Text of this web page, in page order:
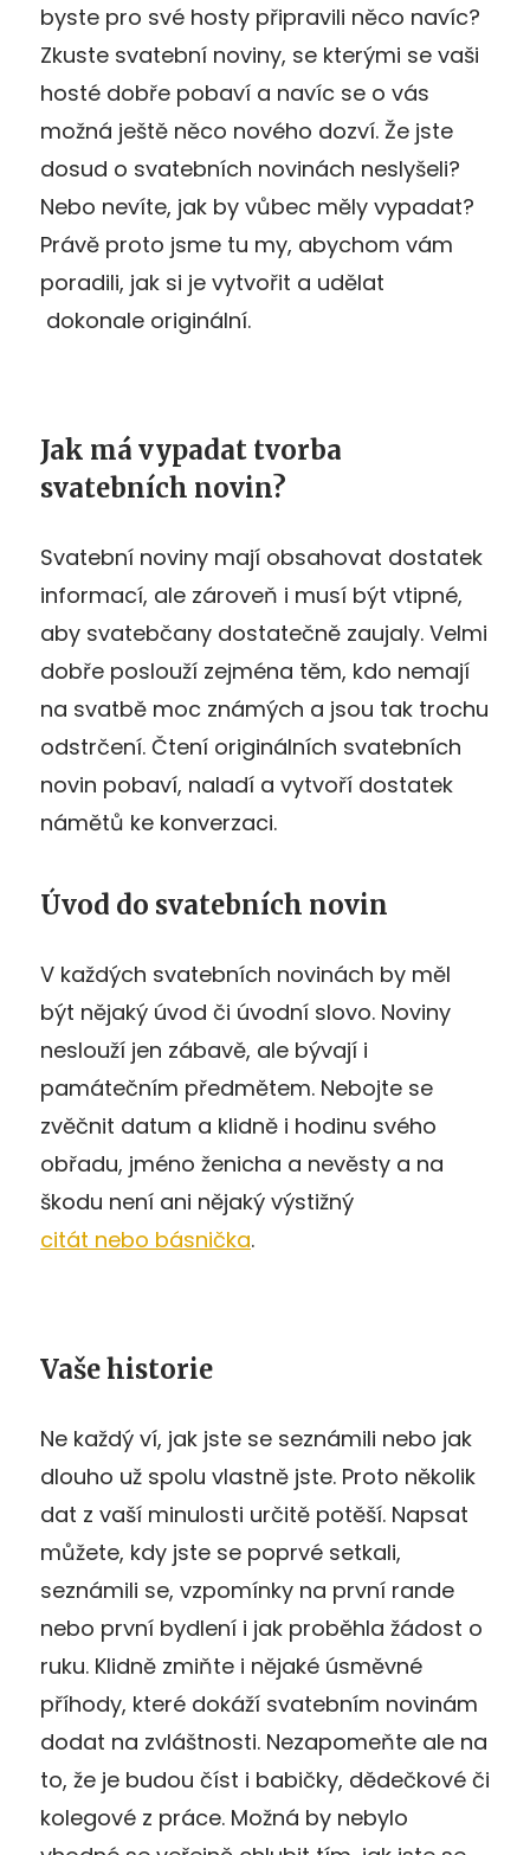
byste pro své hosty připravili něco navíc?
Zkuste svatební noviny, se kterými se vaši
hosté dobře pobaví a navíc se o vás
možná ještě něco nového dozví. Že jste
dosud o svatebních novinách neslyšeli?
Nebo nevíte, jak by vůbec měly vypadat?
Právě proto jsme tu my, abychom vám
poradili, jak si je vytvořit a udělat
dokonale originální.
Jak má vypadat tvorba
svatebních novin?
Svatební noviny mají obsahovat dostatek
informací, ale zároveň i musí být vtipné,
aby svatebčany dostatečně zaujaly. Velmi
dobře poslouží zejména těm, kdo nemají
na svatbě moc známých a jsou tak trochu
odstrčení. Čtení originálních svatebních
novin pobaví, naladí a vytvoří dostatek
námětů ke konverzaci.
Úvod do svatebních novin
V každých svatebních novinách by měl
být nějaký úvod či úvodní slovo. Noviny
neslouží jen zábavě, ale bývají i
památečním předmětem. Nebojte se
zvěčnit datum a klidně i hodinu svého
obřadu, jméno ženicha a nevěsty a na
škodu není ani nějaký výstižný
citát nebo básnička.
Vaše historie
Ne každý ví, jak jste se seznámili nebo jak
dlouho už spolu vlastně jste. Proto několik
dat z vaší minulosti určitě potěší. Napsat
můžete, kdy jste se poprvé setkali,
seznámili se, vzpomínky na první rande
nebo první bydlení i jak proběhla žádost o
ruku. Klidně zmiňte i nějaké úsměvné
příhody, které dokáží svatebním novinám
dodat na zvláštnosti. Nezapomeňte ale na
to, že je budou číst i babičky, dědečkové či
kolegové z práce. Možná by nebylo